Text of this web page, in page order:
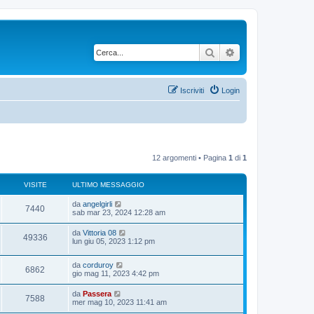
Cerca
Login
Iscriviti
12 argomenti • Pagina 1 di 1
VISITE ULTIMO MESSAGGIO
7440V
i
U
l
m
o
m
e
s
s
a
g
g
i
da angelgirli
sab mar 23, 2024 12:28 am
49336V
i
U
l
i
m
o
m
e
s
s
da Vittoria 08
lun giu 05, 2023 1:12 pm
6862
i
U
l
m
o
da corduroy
gio mag 11, 2023 4:42 pm
7588
U
l
da Passera
mer mag 10, 2023 11:41 am